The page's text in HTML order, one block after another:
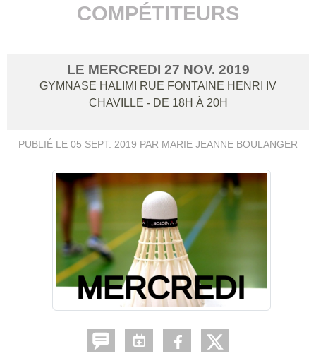
COMPÉTITEURS
LE MERCREDI 27 NOV. 2019
GYMNASE HALIMI RUE FONTAINE HENRI IV
CHAVILLE - DE 18H À 20H
PUBLIÉ LE 05 SEPT. 2019 PAR MARIE JEANNE BOULANGER